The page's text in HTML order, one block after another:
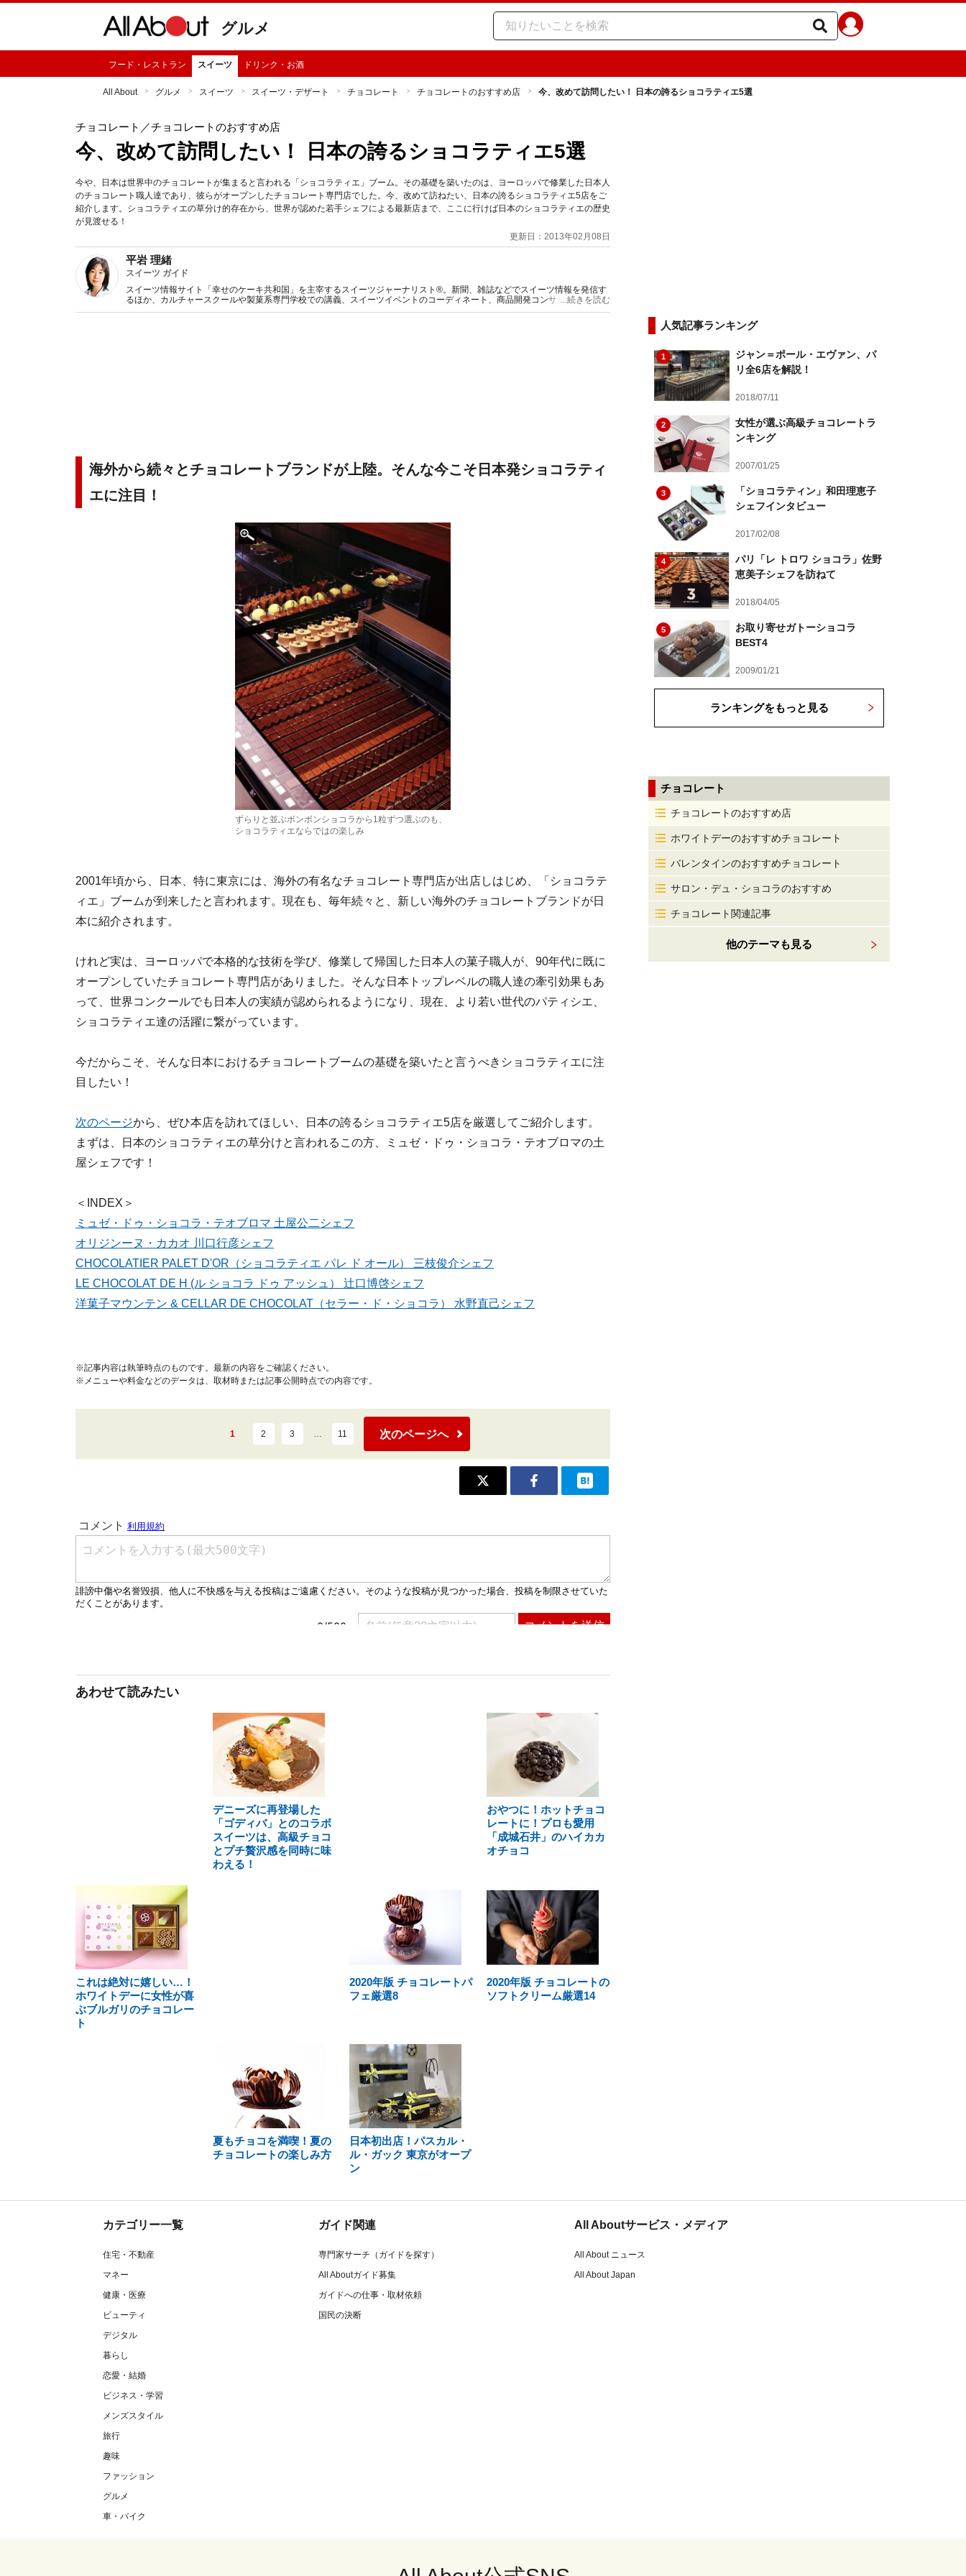
グルメ
フード・レストラン スイーツ ドリンク・お酒
All About グルメ スイーツ スイーツ・デザート チョコレート チョコレートのおすすめ店 今、改めて訪問したい！ 日本の誇るショコラティエ5選
チョコレート ／チョコレートのおすすめ店
今、改めて訪問したい！ 日本の誇るショコラティエ5選
今や、日本は世界中のチョコレートが集まると言われる「ショコラティエ」ブーム。その基礎を築いたのは、ヨーロッパで修業した日本人
のチョコレート職人達であり、彼らがオープンしたチョコレート専門店でした。今、改めて訪ねたい、日本の誇るショコラティエ5店をご
紹介します。ショコラティエの草分け的存在から、世界が認めた若手シェフによる最新店まで、ここに行けば日本のショコラティエの歴史
が見渡せる！
更新日：2013年02月08日
平岩 理緒
スイーツ ガイド
スイーツ情報サイト「幸せのケーキ共和国」を主宰するスイーツジャーナリスト®。新聞、雑誌などでスイーツ情報を発信す
るほか、カルチャースクールや製菓系専門学校での講義、スイーツイベントのコーディネート、商品開発コンサルティング、
コンテスト審査員など幅広く活動。１カ月に200種類以上のスイーツを食べ歩く。
...続きを読む
海外から続々とチョコレートブランドが上陸。そんな今こそ日本発ショコラティ
エに注目！
ずらりと並ぶボンボンショコラから1粒ずつ選ぶのも、
ショコラティエならではの楽しみ
2001年頃から、日本、特に東京には、海外の有名なチョコレート専門店が出店しはじめ、「ショコラテ
ィエ」ブームが到来したと言われます。現在も、毎年続々と、新しい海外のチョコレートブランドが日
本に紹介されます。
けれど実は、ヨーロッパで本格的な技術を学び、修業して帰国した日本人の菓子職人が、90年代に既に
オープンしていたチョコレート専門店がありました。そんな日本トップレベルの職人達の牽引効果もあ
って、世界コンクールでも日本人の実績が認められるようになり、現在、より若い世代のパティシエ、
ショコラティエ達の活躍に繋がっています。
今だからこそ、そんな日本におけるチョコレートブームの基礎を築いたと言うべきショコラティエに注
目したい！
次のページから、ぜひ本店を訪れてほしい、日本の誇るショコラティエ5店を厳選してご紹介します。
まずは、日本のショコラティエの草分けと言われるこの方、ミュゼ・ドゥ・ショコラ・テオブロマの土
屋シェフです！
＜INDEX＞
ミュゼ・ドゥ・ショコラ・テオブロマ 土屋公二シェフ
オリジンーヌ・カカオ 川口行彦シェフ
CHOCOLATIER PALET D'OR（ショコラティエ パレ ド オール） 三枝俊介シェフ
LE CHOCOLAT DE H (ル ショコラ ドゥ アッシュ） 辻口博啓シェフ
洋菓子マウンテン & CELLAR DE CHOCOLAT（セラー・ド・ショコラ） 水野直己シェフ
※記事内容は執筆時点のものです。最新の内容をご確認ください。
※メニューや料金などのデータは、取材時または記事公開時点での内容です。
1 2 3 … 11 次のページへ
あわせて読みたい
デニーズに再登場した
「ゴディバ」とのコラボ
スイーツは、高級チョコ
とプチ贅沢感を同時に味
わえる！
おやつに！ホットチョコ
レートに！プロも愛用
「成城石井」のハイカカ
オチョコ
これは絶対に嬉しい…！
ホワイトデーに女性が喜
ぶブルガリのチョコレー
ト
2020年版 チョコレートパ
フェ厳選8
2020年版 チョコレートの
ソフトクリーム厳選14
夏もチョコを満喫！夏の
チョコレートの楽しみ方
日本初出店！パスカル・
ル・ガック 東京がオープ
ン
人気記事ランキング
1
ジャン＝ポール・エヴァン、パ
リ全6店を解説！
2018/07/11
2
女性が選ぶ高級チョコレートラ
ンキング
2007/01/25
3
「ショコラティン」和田理恵子
シェフインタビュー
2017/02/08
4
パリ「レ トロワ ショコラ」佐野
恵美子シェフを訪ねて
2018/04/05
5
お取り寄せガトーショコラ
BEST4
2009/01/21
ランキングをもっと見る
チョコレート
チョコレートのおすすめ店
ホワイトデーのおすすめチョコレート
バレンタインのおすすめチョコレート
サロン・デュ・ショコラのおすすめ
チョコレート関連記事
他のテーマも見る
カテゴリー一覧
住宅・不動産
マネー
健康・医療
ビューティ
デジタル
暮らし
恋愛・結婚
ビジネス・学習
メンズスタイル
旅行
趣味
ファッション
グルメ
車・バイク
ガイド関連
専門家サーチ（ガイドを探す）
All Aboutガイド募集
ガイドへの仕事・取材依頼
国民の決断
All Aboutサービス・メディア
All About ニュース
All About Japan